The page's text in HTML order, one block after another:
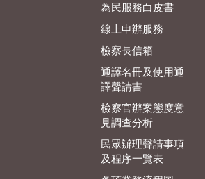
為民服務白皮書
線上申辦服務
檢察長信箱
通譯名冊及使用通
譯聲請書
檢察官辦案態度意
見調查分析
民眾辦理聲請事項
及程序一覽表